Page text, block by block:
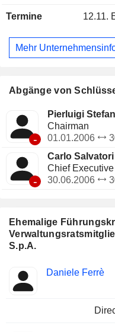
Ehemalige
S.p.A.
Insider
Besetzte
Daniele Ferrè
Kraftfahrzeuge) kontrolliert. Die Gruppe verwaltet
Bereichen
Landwirtschaft (Tenute del Cerro). Die
Führungsposition in
Termine 12.11.
Mehr
Abgänge von
-
Pierluigi
Chairman
01.01.2006
-
Carlo Salvatori
Chief
30.06.2006